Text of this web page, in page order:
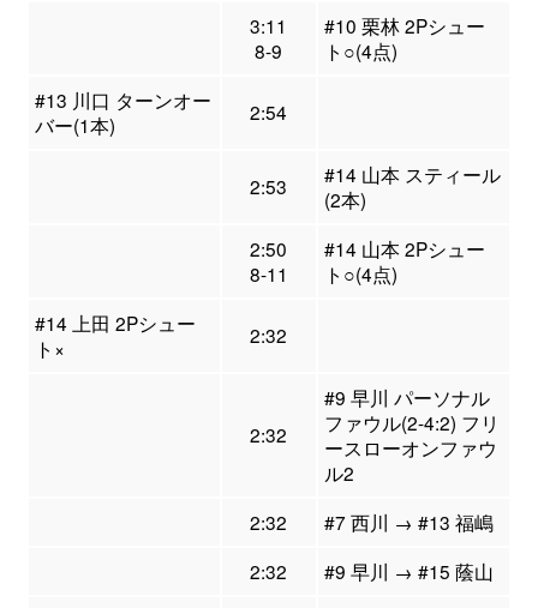
3:11
8-9
#10 栗林 2Pシュー
ト○(4点)
#13 川口 ターンオー
バー(1本)
2:54
2:53
#14 山本 スティール
(2本)
2:50
8-11
#14 山本 2Pシュー
ト○(4点)
#14 上田 2Pシュー
ト×
2:32
2:32
#9 早川 パーソナル
ファウル(2-4:2) フリ
ースローオンファウ
ル2
2:32
#7 西川 → #13 福嶋
2:32
#9 早川 → #15 蔭山